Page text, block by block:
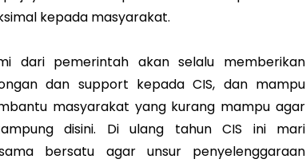
kepada masyarakat.
dari pemerintah akan selalu memberikan
dan support kepada CIS, dan mampu
masyarakat yang kurang mampu agar
disini. Di ulang tahun CIS ini mari
bersatu agar unsur penyelenggaraan